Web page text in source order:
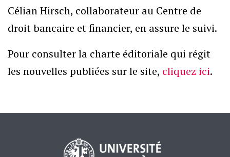
Library
Categories
Célian Hirsch, collaborateur au Centre de
droit bancaire et financier, en assure le suivi.
Pour consulter la charte éditoriale qui régit
les nouvelles publiées sur le site, cliquez ici.